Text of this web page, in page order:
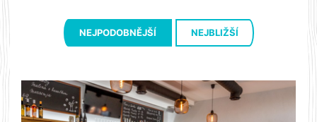
NEJPODOBNĚJŠÍ NEJBLIŽŠÍ